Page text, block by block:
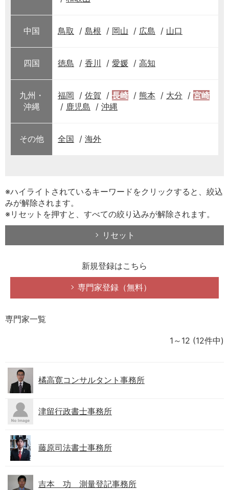
中国 鳥取 島根 岡山 広島 山口
四国 徳島 香川 愛媛 高知
九州・
沖縄
福岡 佐賀 長崎 熊本 大分
宮崎
鹿児島
沖縄
その他 全国 海外
※ハイライトされているキーワードをクリックすると、絞込
みが解除されます。
※リセットを押すと、すべての絞り込みが解除されます。
リセット
新規登録はこちら
専門家登録（無料）
専門家一覧
1～12 (12件中)
橘高寛コンサルタント事務所
津留行政書士事務所
藤原司法書士事務所
吉本 功 測量登記事務所